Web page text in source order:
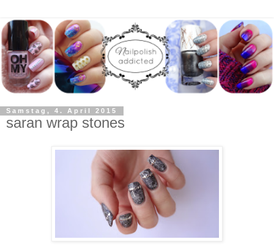
Samstag, 4. April 2015
saran wrap stones